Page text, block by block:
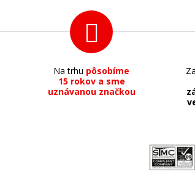
Na trhu pôsobíme
15 rokov a sme
uznávanou značkou